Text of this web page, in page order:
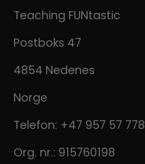
Teaching FUNtastic
Postboks 47
4854 Nedenes
Norge
Telefon: +47 957 57 778
Org. nr.: 915760198